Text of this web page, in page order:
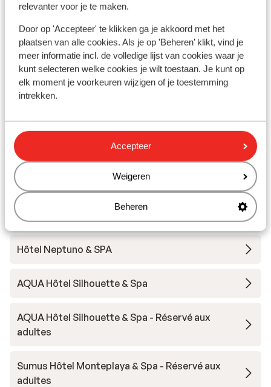
relevanter voor je te maken.
Door op 'Accepteer' te klikken ga je akkoord met het
plaatsen van alle cookies. Als je op 'Beheren’ klikt, vind je
meer informatie incl. de volledige lijst van cookies waar je
kunt selecteren welke cookies je wilt toestaan. Je kunt op
elk moment je voorkeuren wijzigen of je toestemming
intrekken.
Accepteer
Weigeren
Beheren
Distance à la supérette la plus proche environ 75
mètres
Autres hébergements - Costa Brava
Hôtel Delamar - Réservé aux adultes
Hôtel Melia Lloret de Mar
Hôtel L'Azure
Hôtel Golden Bahia de Tossa - location de voiture
incluse
Hôtel Neptuno & SPA
AQUA Hôtel Silhouette & Spa
AQUA Hôtel Silhouette & Spa - Réservé aux
adultes
Sumus Hôtel Monteplaya & Spa - Réservé aux
adultes